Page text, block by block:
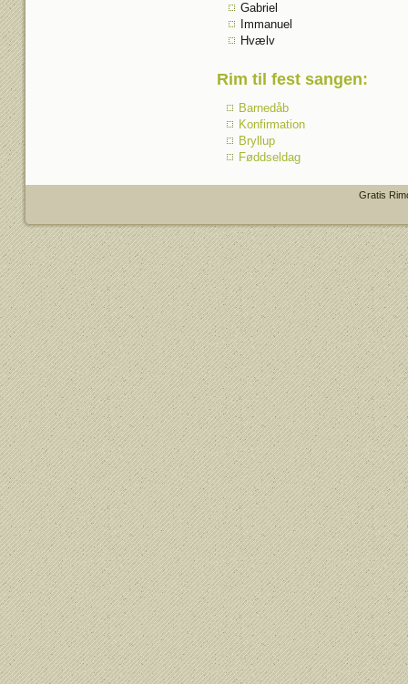
Gabriel
Immanuel
Hvælv
Rim til fest sangen:
Barnedåb
Konfirmation
Bryllup
Føddseldag
Gratis